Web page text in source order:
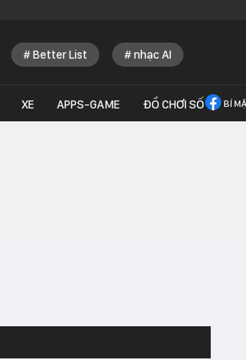
Better List nhạc AI
XE APPS-GAME ĐỒ CHƠI SỐ BÍ